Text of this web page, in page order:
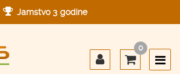
Jamstvo 3 godine
Designed in Germany
0